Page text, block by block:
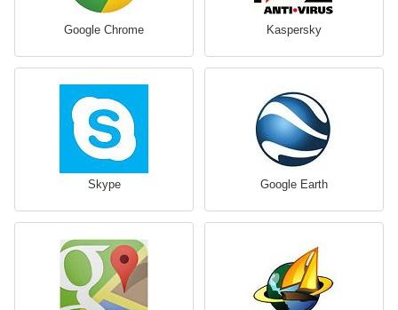
Google Chrome Kaspersky
Skype Google Earth